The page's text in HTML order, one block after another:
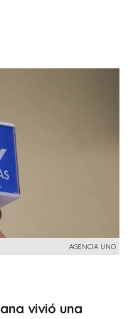
AGENCIA UNO
vivió una